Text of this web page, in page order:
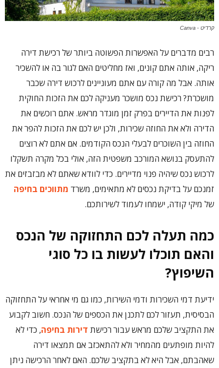
קרדיט - Canva
רבים מדברים על האפשרות הפשוטה ביותר של רכישת דירה
ריקה, אותה אתם קונים, ואז מחליטים האם לגור בה או להשכיר
אותה. אבל מה קורה עם אתם מעוניינים לרכוש דירה שכבר
מושכרת? רכישת נכס מושכר מעניקה לכם את הזכות החוקית
לפנות את הדיירים בפרק זמן מוגדר מראש. אתם רוכשים את
הדירה ולא את החוזה שכירות, ולכן יש לכם את הזכות להפר את
החוזה בין השוכרים לבעלי הנכס הקודמים. אם אתם לא רוצים
להתעסק בנושא המורכב משפטית הזה, אולי בכל מקרה תשקלו
לרכוש נכס שיהיה פנוי מדיירים. כדי לוודא שאתם לא מבזבזים את
זמנכם על בדיקת נכסים לא מתאימים, משרד מתווכים בחיפה
של מיקי קודה, ישמחו לעמוד לשירותכם.
כמה תעלה לכם התחזוקה של הנכס
והאם תוכלו לעשות בו כל סוגי
השיפוץ?
ידיעת דמי השכירות ודמי השירות, כמו גם מי אחראי על התחזוקה
הבסיסית, תעזור לכם לתכנן את הכספים של הנכס. חשוב לקבוע
את התקציב שלכם מראש עבור רכישת דירות בחיפה, כדי לא
להיות מופתעים מהמחיר ולא להתאכזב אם תמצאו דירה
שאהבתם, אבל היא לא בתקציב שלכם. האם לאחר הרכישה ניתן